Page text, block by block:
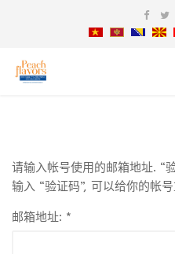
请输入帐号使用的邮箱地址. “
输入 “验证码”, 可以给你的帐
邮箱地址: *